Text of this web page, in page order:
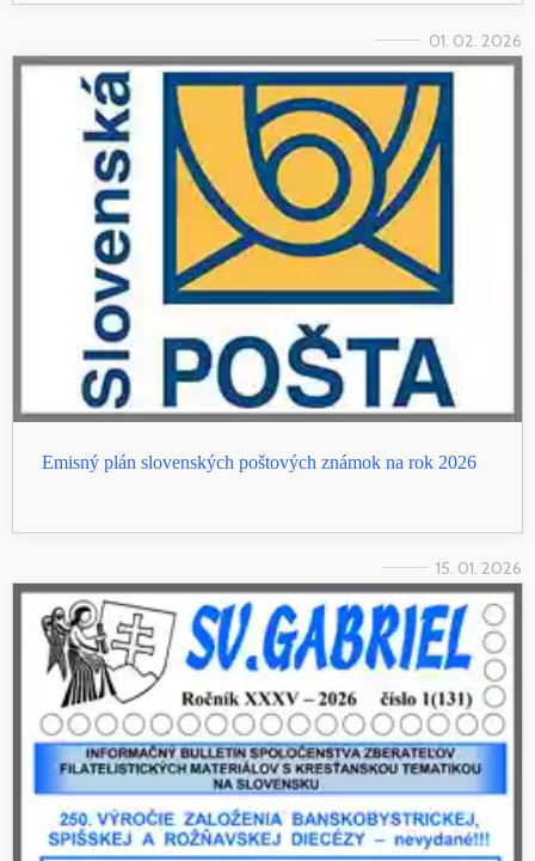
01. 02. 2026
Emisný plán slovenských poštových známok na rok 2026
15. 01. 2026